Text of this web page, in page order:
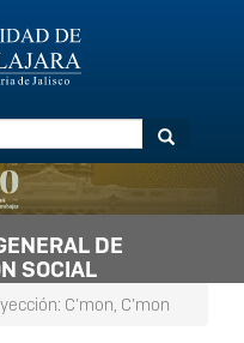
Buscar
DE
SOCIAL
C’mon, C’mon